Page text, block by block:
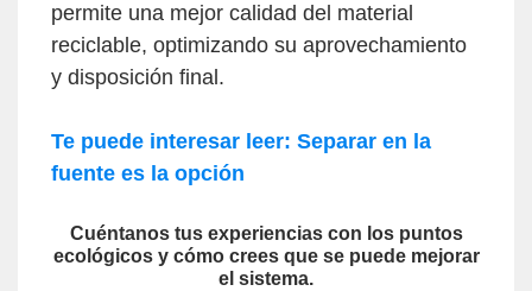
permite una mejor calidad del material
reciclable, optimizando su aprovechamiento
y disposición final.
Te puede interesar leer: Separar en la
fuente es la opción
Cuéntanos tus experiencias con los puntos
ecológicos y cómo crees que se puede mejorar
el sistema.